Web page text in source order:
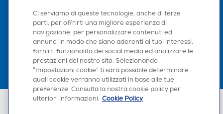
Scarica la nostra app
Euronics Italia SpA. Sede legale Via Montefeltro, 6/a 20156 Milano
Ci serviamo di queste tecnologie, anche di terze
parti, per offrirti una migliore esperienza di
navigazione, per personalizzare contenuti ed
annunci in modo che siano aderenti ai tuoi interessi,
fornirti funzionalità dei social media ed analizzare le
prestazioni del nostro sito. Selezionando
“Impostazioni cookie” ti sarà possibile determinare
quali cookie verranno utilizzati in base alle tue
preferenze. Consulta la nostra cookie policy per
ulteriori informazioni. Cookie Policy